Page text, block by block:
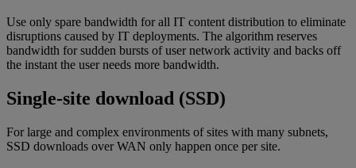
Use only spare bandwidth for all IT content distribution to eliminate
disruptions caused by IT deployments. The algorithm reserves
bandwidth for sudden bursts of user network activity and backs off
the instant the user needs more bandwidth.
Single-site download (SSD)
For large and complex environments of sites with many subnets,
SSD downloads over WAN only happen once per site.